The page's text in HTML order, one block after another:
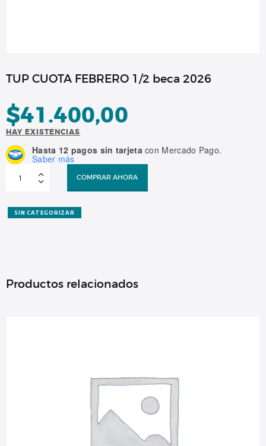
TUP CUOTA FEBRERO 1/2 beca 2026
$41.400,00
HAY EXISTENCIAS
Hasta 12 pagos sin tarjetacon Mercado Pago.
Saber más
CUOTA
FEBRERO
2026
cantidad
COMPRAR AHORA
SIN CATEGORIZAR
Productos relacionados